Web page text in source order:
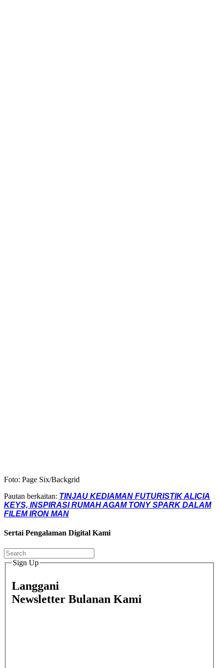
Foto: Page Six/Backgrid
Pautan berkaitan: TINJAU KEDIAMAN FUTURISTIK ALICIA
KEYS, INSPIRASI RUMAH AGAM TONY SPARK DALAM
FILEM IRON MAN
Sertai Pengalaman Digital Kami
Sign Up
Langgani
Newsletter Bulanan Kami